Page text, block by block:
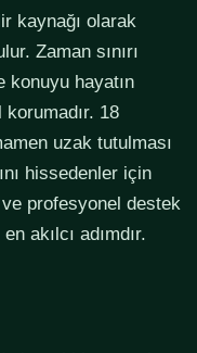
kaynağı olarak
Zaman sınırı
konuyu hayatın
18
uzak tutulması
hissedenler için
profesyonel destek
akılcı adımdır.